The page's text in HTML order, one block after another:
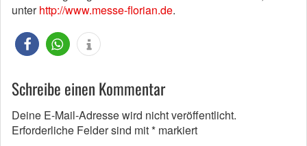
unterhttp://www.messe-florian.de.
Schreibe einen Kommentar
Deine E-Mail-Adresse wird nicht veröffentlicht.
Erforderliche Felder sind mit* markiert